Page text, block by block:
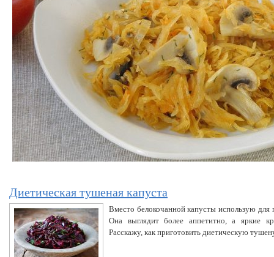
Диетическая тушеная капуста
Вместо белокочанной капусты использую для
Она выглядит более аппетитно, а яркие
Расскажу, как приготовить диетическую